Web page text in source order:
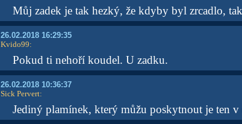
Můj zadek je tak hezký, že kdyby byl zrcadlo,
26.02.2018 16:29:35
Kvido99:
Pokud ti nehoří koudel. U zadku.
26.02.2018 10:36:37
Sick Pervert:
Jediný plamínek, který můžu poskytnout je ten